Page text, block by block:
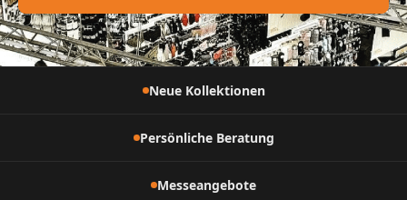
Neue Kollektionen
Persönliche Beratung
Messeangebote